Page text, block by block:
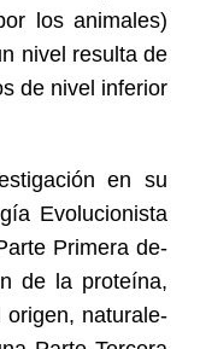
los ani­ma­les)
nivel re­sul­ta de
de nivel in­fe­rior
en su
Evo­lu­cio­nis­ta
Pri­me­ra de­
de la pro­teí­na,
ori­gen, na­tu­ra­le­